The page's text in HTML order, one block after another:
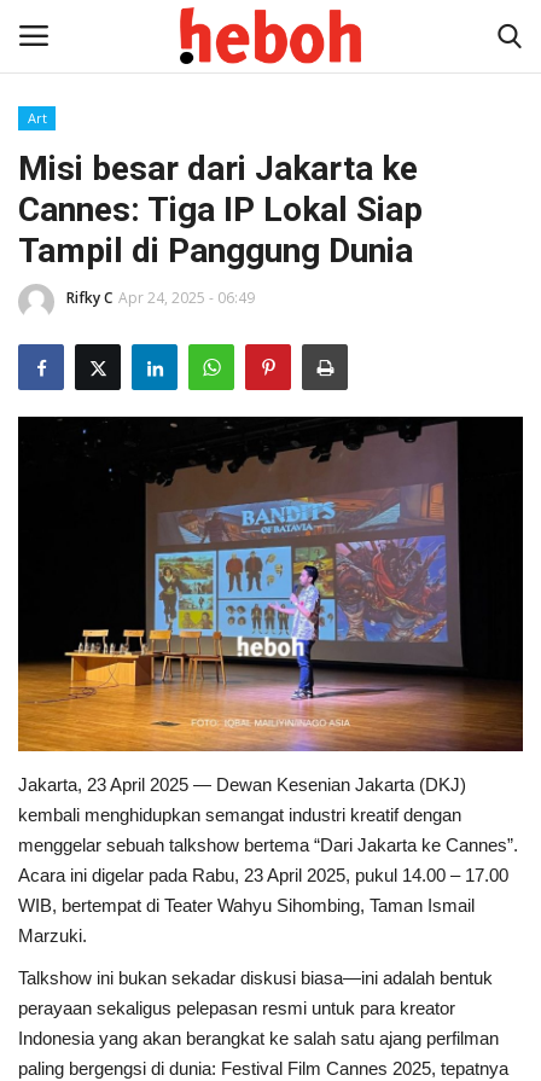
Home
Entertainment
Lifestyle
Video
News
Art
Misi besar dari Jakarta ke
Cannes: Tiga IP Lokal Siap
Tampil di Panggung Dunia
Rifky C Apr 24, 2025 - 06:49
Jakarta, 23 April 2025 — Dewan Kesenian Jakarta (DKJ)
kembali menghidupkan semangat industri kreatif dengan
menggelar sebuah talkshow bertema “Dari Jakarta ke Cannes”.
Acara ini digelar pada Rabu, 23 April 2025, pukul 14.00 – 17.00
WIB, bertempat di Teater Wahyu Sihombing, Taman Ismail
Marzuki.
Talkshow ini bukan sekadar diskusi biasa—ini adalah bentuk
perayaan sekaligus pelepasan resmi untuk para kreator
Indonesia yang akan berangkat ke salah satu ajang perfilman
paling bergengsi di dunia: Festival Film Cannes 2025, tepatnya